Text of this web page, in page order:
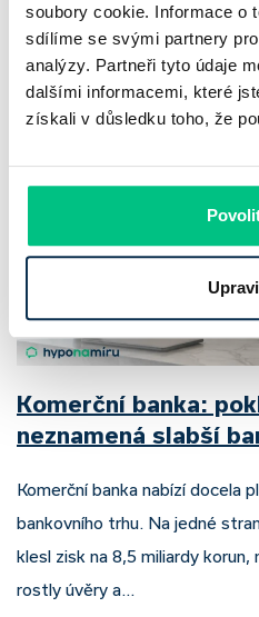
soubory cookie. Informace o
sdílíme se svými partnery
analýzy. Partneři tyto údaje
dalšími informacemi, které
získali v důsledku toho, že
plošně o 0,1…
Pavel Pohanka|aktualizováno:
4 minuty k přečtení
Komerční banka:
neznamená slabší
Komerční banka nabízí docela
bankovního trhu. Na jedné
klesl zisk na 8,5 miliardy korun,
rostly úvěry a…